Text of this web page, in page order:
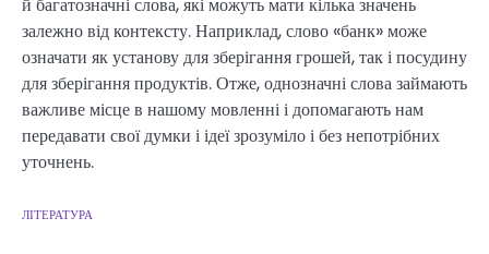
залежно від контексту. Наприклад, слово «банк» може
означати як установу для зберігання грошей, так і посудину
для зберігання продуктів. Отже, однозначні слова займають
важливе місце в нашому мовленні і допомагають нам
передавати свої думки і ідеї зрозуміло і без непотрібних
уточнень.
ЛІТЕРАТУРА